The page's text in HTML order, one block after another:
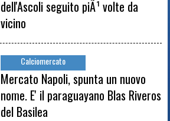
dell'Ascoli seguito piÃ¹ volte da
vicino
Calciomercato
Mercato Napoli, spunta un nuovo
nome. E' il paraguayano Blas Riveros
del Basilea